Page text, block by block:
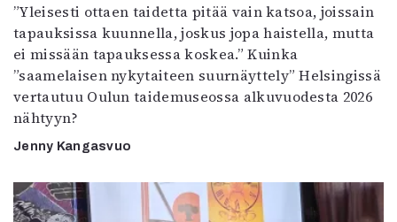
”Yleisesti ottaen taidetta pitää vain katsoa, joissain
tapauksissa kuunnella, joskus jopa haistella, mutta
ei missään tapauksessa koskea.” Kuinka
”saamelaisen nykytaiteen suurnäyttely” Helsingissä
vertautuu Oulun taidemuseossa alkuvuodesta 2026
nähtyyn?
Jenny Kangasvuo